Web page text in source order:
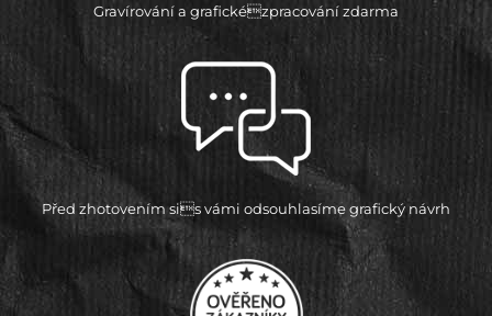
Gravírování a grafickézpracování zdarma
Před zhotovením sis vámi odsouhlasíme grafický návrh